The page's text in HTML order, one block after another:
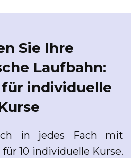
Sie Ihre
Laufbahn:
individuelle
in jedes Fach mit
10 individuelle Kurse.